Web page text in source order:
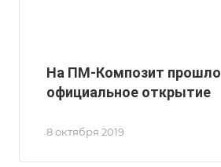
8 октября 2019
На ПМ-Композит прошло
официальное открытие